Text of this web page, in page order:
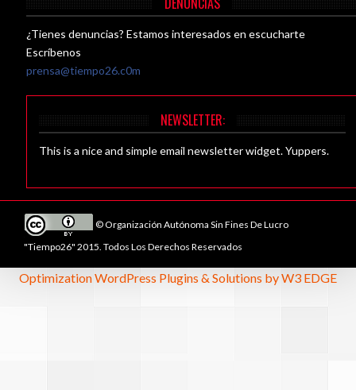
¿Tienes denuncias? Estamos interesados en escucharte
Escríbenos
prensa@tiempo26.c0m
NEWSLETTER:
This is a nice and simple email newsletter widget. Yuppers.
© Organización Autónoma Sin Fines De Lucro
"Tiempo26" 2015. Todos Los Derechos Reservados
Optimization WordPress Plugins & Solutions by W3 EDGE